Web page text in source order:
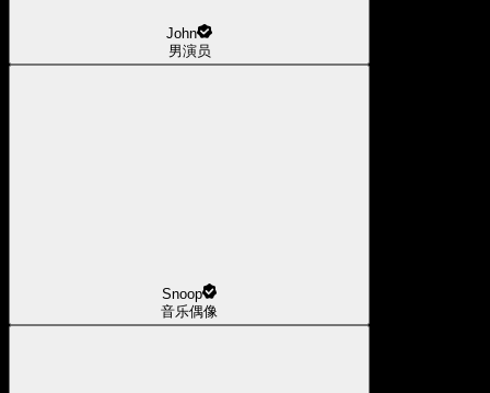
John
男演员
Snoop
音乐偶像